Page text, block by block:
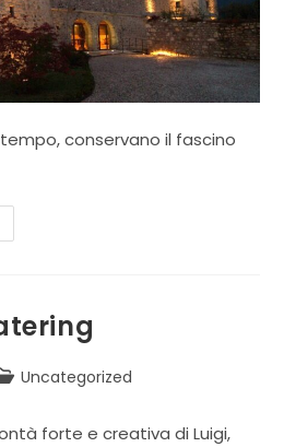
conservano il fascino
Uncategorized
forte e creativa di Luigi,